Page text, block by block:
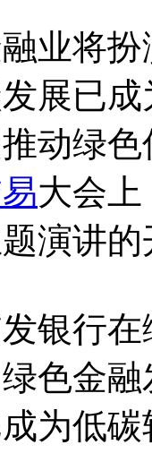
业将
展已
动绿
大会
演讲的
发银行
色金
为低